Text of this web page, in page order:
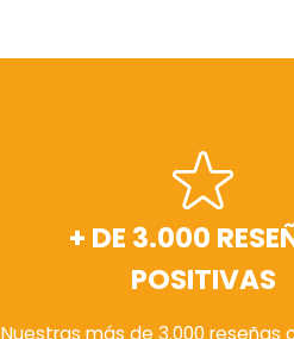
+ DE 3.000
POSITIVAS
Nuestras más de 3.000 reseñas